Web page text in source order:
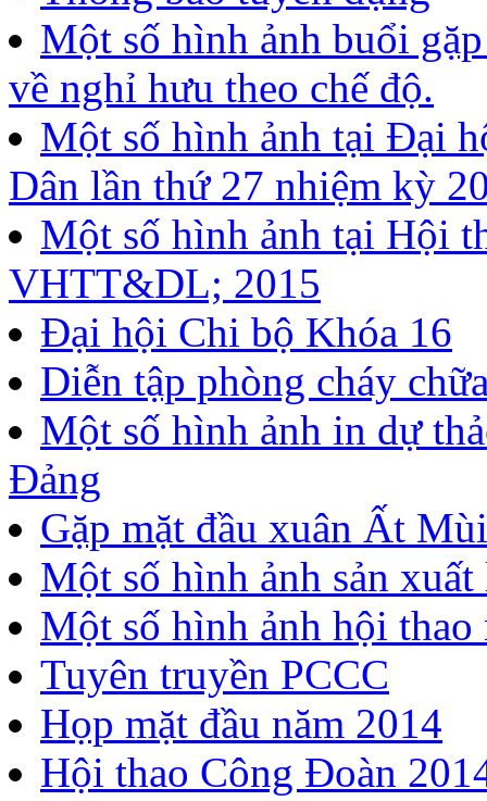
Một số hình ảnh buổi
về nghỉ hưu theo chế độ.
Một số hình ảnh tại Đại
Dân lần thứ 27 nhiệm kỳ
Một số hình ảnh tại Hội
VHTT&DL; 2015
Đại hội Chi bộ Khóa 16
Diễn tập phòng cháy
Một số hình ảnh in dự
Đảng
Gặp mặt đầu xuân Ất
Một số hình ảnh sản
Một số hình ảnh hội thao
Tuyên truyền PCCC
Họp mặt đầu năm 2014
Hội thao Công Đoàn